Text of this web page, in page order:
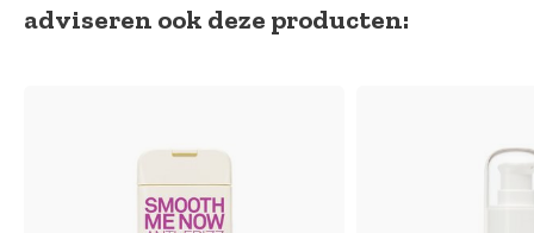
adviseren ook deze producten: